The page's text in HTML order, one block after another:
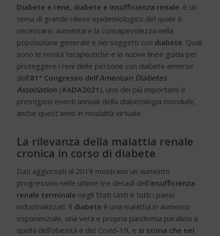
Diabete e rene, diabete e insufficienza renale: è un
tema di grande rilievo epidemiologico del quale è
necessario aumentare la consapevolezza nella
popolazione generale e nei soggetti con diabete. Quali
sono le novità terapeutiche e le nuove linee guida per
proteggere i reni delle persone con diabete emerse
dell’81° Congresso dell’American Diabetes
Association(#ADA2021 ), uno dei più importanti e
prestigiosi eventi annuali della diabetologia mondiale,
anche quest’anno in modalità virtuale.
La rilevanza della malattia renale
cronica in corso di diabete
Dati aggiornati al 2019 mostrano un aumento
progressivo nelle ultime tre decadi dell’insufficienza
renale terminale negli Stati Uniti e tutti i paesi
industrializzati. Il diabete è una malattia in aumento
esponenziale, una vera e propria pandemia parallela a
quella dell’obesità e del Covid-19, e si stima che nel